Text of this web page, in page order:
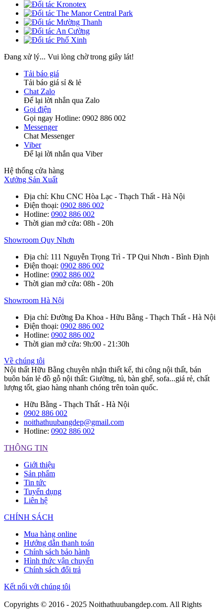
Đang xử lý... Vui lòng chờ trong giây lát!
Tải báo giá
Tải báo giá sỉ & lẻ
Chat Zalo
Để lại lời nhắn qua Zalo
Gọi điện
Gọi ngay Hotline: 0902 886 002
Messenger
Chat Messenger
Viber
Để lại lời nhắn qua Viber
Hệ thống cửa hàng
Xưởng Sản Xuất
Địa chỉ: Khu CNC Hòa Lạc - Thạch Thất - Hà Nội
Điện thoại: 0902 886 002
Hotline: 0902 886 002
Thời gian mở cửa: 08h - 20h
Showroom Quy Nhơn
Địa chỉ: 111 Nguyễn Trọng Trì - TP Qui Nhơn - Bình Định
Điện thoại: 0902 886 002
Hotline: 0902 886 002
Thời gian mở cửa: 08h - 20h
Showroom Hà Nội
Địa chỉ: Đường Đa Khoa - Hữu Bằng - Thạch Thất - Hà Nội
Điện thoại: 0902 886 002
Hotline: 0902 886 002
Thời gian mở cửa: 9h:00 - 21:30h
Về chúng tôi
Nội thất Hữu Bằng chuyên nhận thiết kế, thi công nội thất, bán
buôn bán lẻ đồ gỗ nội thất: Giường, tủ, bàn ghế, sofa...giá rẻ, chất
lượng tốt, giao hàng nhanh chóng trên toàn quốc.
Hữu Bằng - Thạch Thất - Hà Nội
0902 886 002
noithathuubangdep@gmail.com
Hotline: 0902 886 002
THÔNG TIN
Giới thiệu
Sản phẩm
Tin tức
Tuyển dụng
Liên hệ
CHÍNH SÁCH
Mua hàng online
Hướng dẫn thanh toán
Chính sách bảo hành
Hình thức vận chuyển
Chính sách đổi trả
Kết nối với chúng tôi
Copyrights © 2016 - 2025 Noithathuubangdep.com. All Rights